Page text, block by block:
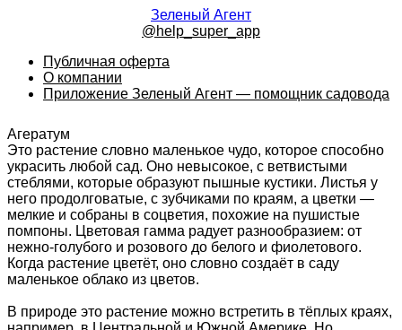
Зеленый Агент
@help_super_app
Публичная оферта
О компании
Приложение Зеленый Агент — помощник садовода
Агератум
Это растение словно маленькое чудо, которое способно
украсить любой сад. Оно невысокое, с ветвистыми
стеблями, которые образуют пышные кустики. Листья у
него продолговатые, с зубчиками по краям, а цветки —
мелкие и собраны в соцветия, похожие на пушистые
помпоны. Цветовая гамма радует разнообразием: от
нежно-голубого и розового до белого и фиолетового.
Когда растение цветёт, оно словно создаёт в саду
маленькое облако из цветов.
В природе это растение можно встретить в тёплых краях,